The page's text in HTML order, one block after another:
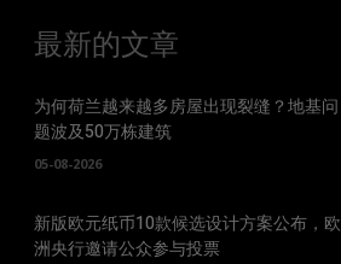
最新的文章
为何荷兰越来越多房屋出现裂缝？地基问
题波及50万栋建筑
05-08-2026
新版欧元纸币10款候选设计方案公布，欧
洲央行邀请公众参与投票